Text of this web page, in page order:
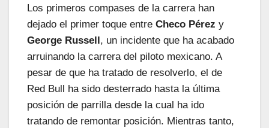
Los primeros compases de la carrera han
dejado el primer toque entre Checo Pérez y
George Russell, un incidente que ha acabado
arruinando la carrera del piloto mexicano. A
pesar de que ha tratado de resolverlo, el de
Red Bull ha sido desterrado hasta la última
posición de parrilla desde la cual ha ido
tratando de remontar posición. Mientras tanto,